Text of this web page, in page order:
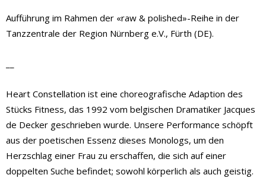
Aufführung im Rahmen der «raw & polished»-Reihe in der
Tanzzentrale der Region Nürnberg e.V., Fürth (DE).
Heart Constellation ist eine choreografische Adaption des
Stücks Fitness, das 1992 vom belgischen Dramatiker Jacques
de Decker geschrieben wurde. Unsere Performance schöpft
aus der poetischen Essenz dieses Monologs, um den
Herzschlag einer Frau zu erschaffen, die sich auf einer
doppelten Suche befindet; sowohl körperlich als auch geistig.